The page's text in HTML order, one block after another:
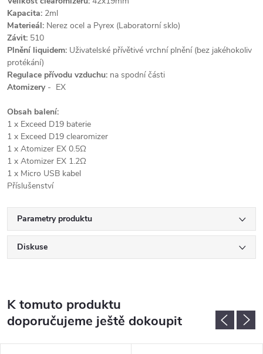
Kapacita: 2ml
Materieál: Nerez ocel a Pyrex (Laboratorní sklo)
Závit: 510
Plnění liquidem: Uživatelské přívětivé vrchní plnění (bez jakéhokoliv
protékání)
Regulace přívodu vzduchu: na spodní části
Atomizery- EX
Obsah balení:
1 x Exceed D19 baterie
1 x Exceed D19 clearomizer
1 x Atomizer EX 0.5Ω
1 x Atomizer EX 1.2Ω
1 x Micro USB kabel
Příslušenství
Parametry produktu
Diskuse
K tomuto produktu
doporučujeme ještě dokoupit